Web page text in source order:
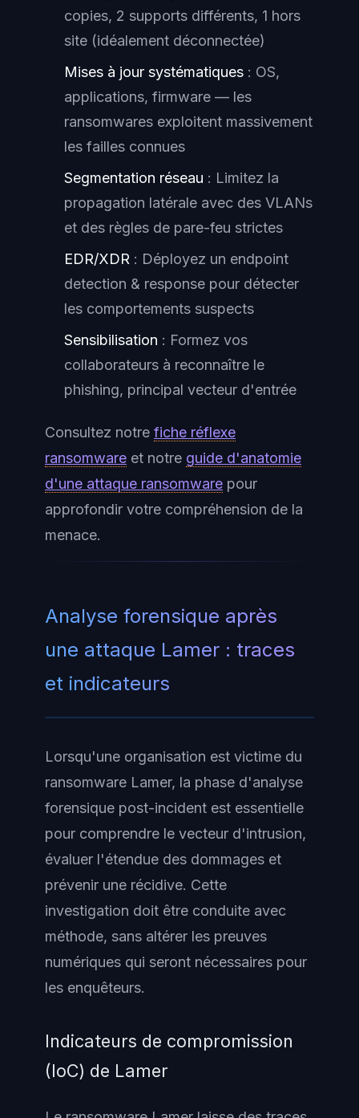
copies, 2 supports différents, 1 hors
site (idéalement déconnectée)
Mises à jour systématiques : OS,
applications, firmware — les
ransomwares exploitent massivement
les failles connues
Segmentation réseau : Limitez la
propagation latérale avec des VLANs
et des règles de pare-feu strictes
EDR/XDR : Déployez un endpoint
detection & response pour détecter
les comportements suspects
Sensibilisation : Formez vos
collaborateurs à reconnaître le
phishing, principal vecteur d'entrée
Consultez notre fiche réflexe
ransomware et notre guide d'anatomie
d'une attaque ransomware pour
approfondir votre compréhension de la
menace.
Analyse forensique après
une attaque Lamer : traces
et indicateurs
Lorsqu'une organisation est victime du
ransomware Lamer, la phase d'analyse
forensique post-incident est essentielle
pour comprendre le vecteur d'intrusion,
évaluer l'étendue des dommages et
prévenir une récidive. Cette
investigation doit être conduite avec
méthode, sans altérer les preuves
numériques qui seront nécessaires pour
les enquêteurs.
Indicateurs de compromission
(IoC) de Lamer